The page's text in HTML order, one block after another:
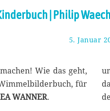
| Philip
5. Januar
Wie das geht,
für
WANNER.